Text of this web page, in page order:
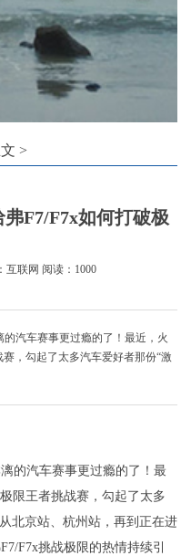
>
F7/F7x如何打破极
互联网 阅读：1000
的汽车赛事更过瘾的了！最近，火
，勾起了太多汽车爱好者那份“激
的汽车赛事更过瘾的了！最
限王者挑战赛，勾起了太多
北京站、杭州站，再到正在进
F7x挑战极限的热情持续引